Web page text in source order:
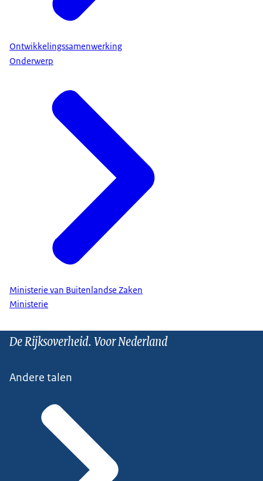
Ontwikkelingssamenwerking
Onderwerp
Ministerie van Buitenlandse Zaken
Ministerie
De Rijksoverheid. Voor Nederland
Andere talen